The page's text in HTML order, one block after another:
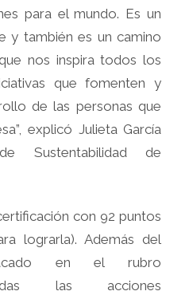
para el mundo. Es un
y también es un camino
nos inspira todos los
que fomenten y
de las personas que
explicó Julieta García
Sustentabilidad de
con 92 puntos
lograrla). Además del
en el rubro
las acciones